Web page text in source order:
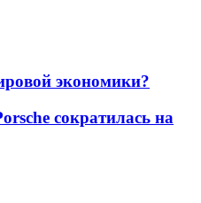
экономики?
сократилась на